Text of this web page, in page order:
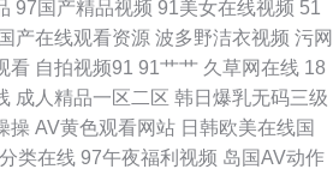
涩涩 老湿浮力院 两性蜜桃午夜剧场 午夜性爱
在线91免费 91夫妻交友 久久福利合集 婷婷5
成性交网在线 女人的天堂网av 做爱丝足网 另
97国产精品视频 91美女在线视频 51
国产在线观看资源 波多野洁衣视频 污网
看 自拍视频91 91艹艹 久草网在线 18
成人精品一区二区 韩日爆乳无码三级
操 AV黄色观看网站 日韩欧美在线国
类在线 97午夜福利视频 岛国AV动作